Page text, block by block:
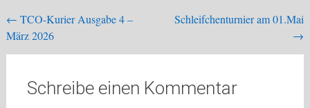
Beitragsnavigation
← TCO-Kurier Ausgabe 4 –
März 2026
Schleifchenturnier am 01.Mai
→
Schreibe einen Kommentar